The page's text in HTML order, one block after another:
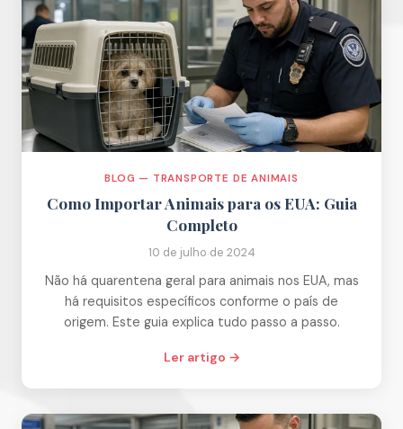
BLOG — TRANSPORTE DE ANIMAIS
Como Importar Animais para os EUA: Guia
Completo
10 de julho de 2024
Não há quarentena geral para animais nos EUA, mas
há requisitos específicos conforme o país de
origem. Este guia explica tudo passo a passo.
Ler artigo →